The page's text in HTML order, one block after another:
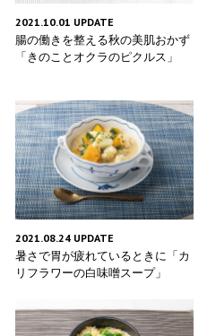
2021.10.01 UPDATE
腸の働きを整える秋の美肌おかず
「きのことオクラのピクルス」
2021.08.24 UPDATE
暑さで胃が疲れているときに「カ
リフラワーの白味噌スープ」